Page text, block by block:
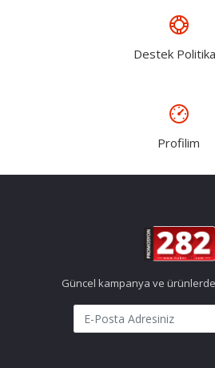
Destek
Profilim
Güncel kampanya ve